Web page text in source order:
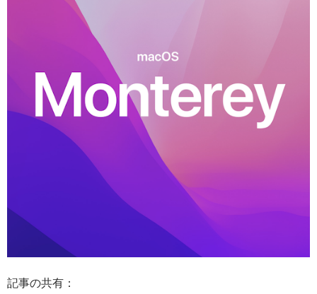
記事の共有：